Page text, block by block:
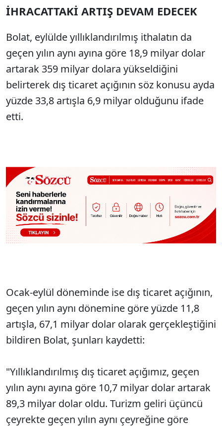
İHRACATTAKİ ARTIŞ DEVAM EDECEK
Bolat, eylülde yıllıklandırılmış ithalatın da
geçen yılın aynı ayına göre 18,9 milyar dolar
artarak 359 milyar dolara yükseldiğini
belirterek dış ticaret açığının söz konusu ayda
yüzde 33,8 artışla 6,9 milyar olduğunu ifade
etti.
Ocak-eylül döneminde ise dış ticaret açığının,
geçen yılın aynı dönemine göre yüzde 11,8
artışla, 67,1 milyar dolar olarak gerçekleştiğini
bildiren Bolat, şunları kaydetti:
"Yıllıklandırılmış dış ticaret açığımız, geçen
yılın aynı ayına göre 10,7 milyar dolar artarak
89,3 milyar dolar oldu. Turizm geliri üçüncü
çeyrekte geçen yılın aynı çeyreğine göre